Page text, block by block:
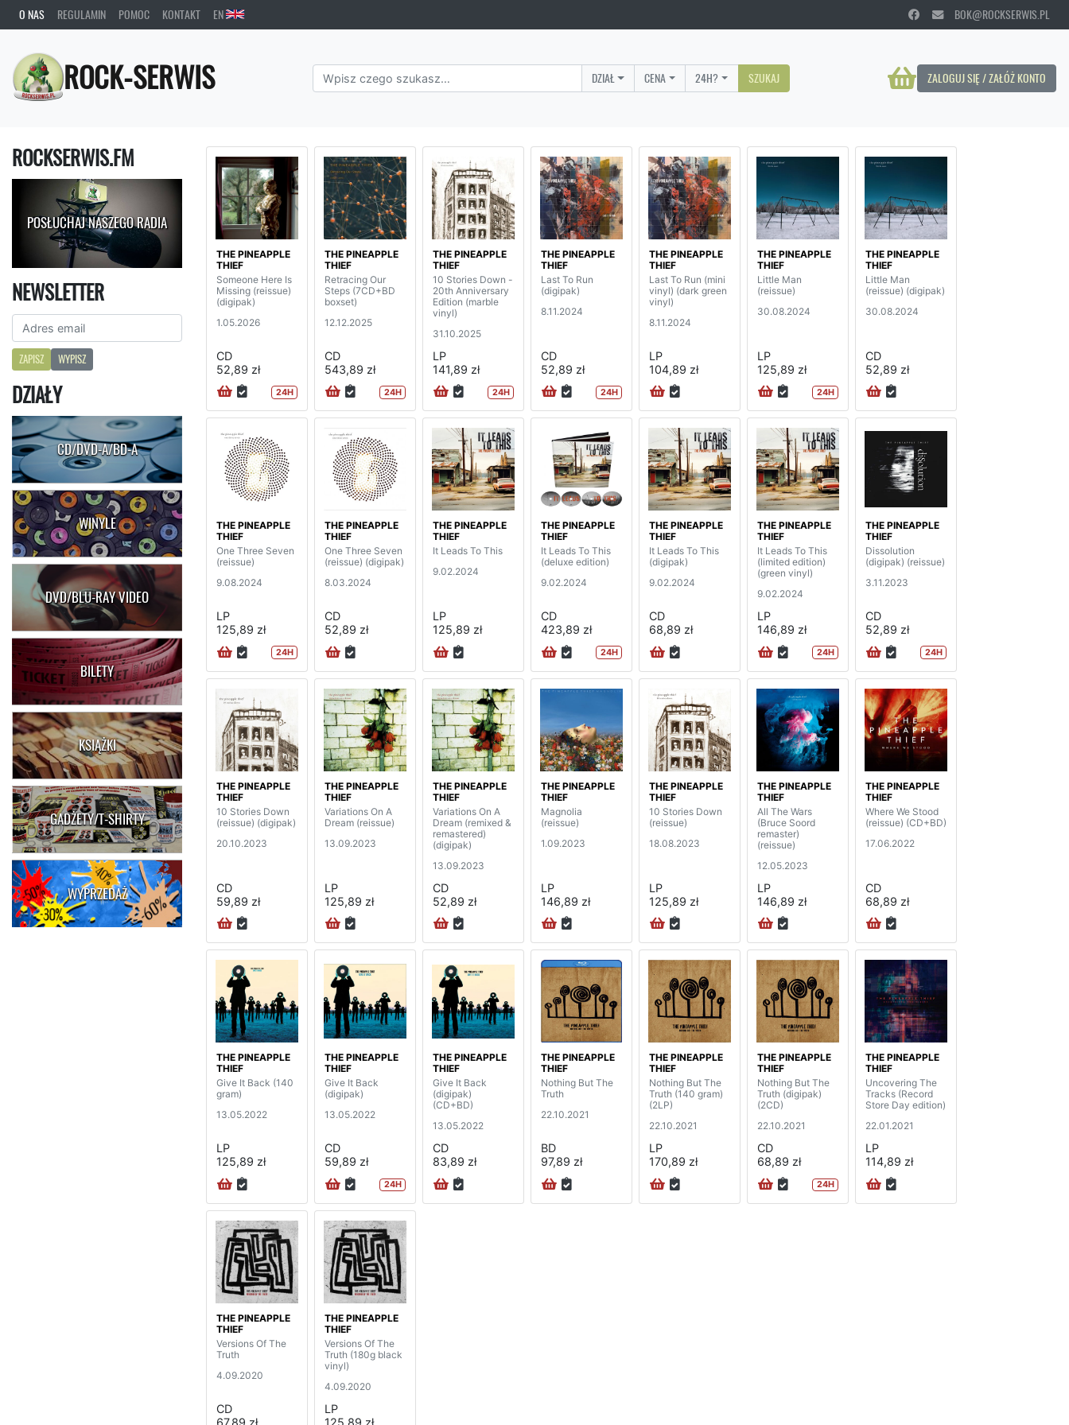
O NAS REGULAMIN POMOC KONTAKT EN BOK@ROCKSERWIS.PL
ROCK-SERWIS ZALOGUJ SIĘ / ZAŁÓŻ KONTO
DZIAŁ CENA 24H? SZUKAJ
ROCKSERWIS.FM
POSŁUCHAJ NASZEGO RADIA
NEWSLETTER
ZAPISZ WYPISZ
DZIAŁY
CD/DVD-A/BD-A
WINYLE
DVD/BLU-RAY VIDEO
BILETY
KSIĄŻKI
GADŻETY/T-SHIRTY
WYPRZEDAŻ
THE PINEAPPLE
THIEF
Someone Here Is
Missing (reissue)
(digipak)
1.05.2026
CD
52,89 zł
24H
THE PINEAPPLE
THIEF
Retracing Our
Steps (7CD+BD
boxset)
12.12.2025
CD
543,89 zł
24H
THE PINEAPPLE
THIEF
10 Stories Down -
20th Anniversary
Edition (marble
vinyl)
31.10.2025
LP
141,89 zł
24H
THE PINEAPPLE
THIEF
Last To Run
(digipak)
8.11.2024
CD
52,89 zł
24H
THE PINEAPPLE
THIEF
Last To Run (mini
vinyl) (dark green
vinyl)
8.11.2024
LP
104,89 zł
THE PINEAPPLE
THIEF
Little Man
(reissue)
30.08.2024
LP
125,89 zł
24H
THE PINEAPPLE
THIEF
Little Man
(reissue) (digipak)
30.08.2024
CD
52,89 zł
THE PINEAPPLE
THIEF
One Three Seven
(reissue)
9.08.2024
LP
125,89 zł
24H
THE PINEAPPLE
THIEF
One Three Seven
(reissue) (digipak)
8.03.2024
CD
52,89 zł
THE PINEAPPLE
THIEF
It Leads To This
9.02.2024
LP
125,89 zł
THE PINEAPPLE
THIEF
It Leads To This
(deluxe edition)
9.02.2024
CD
423,89 zł
24H
THE PINEAPPLE
THIEF
It Leads To This
(digipak)
9.02.2024
CD
68,89 zł
THE PINEAPPLE
THIEF
It Leads To This
(limited edition)
(green vinyl)
9.02.2024
LP
146,89 zł
24H
THE PINEAPPLE
THIEF
Dissolution
(digipak) (reissue)
3.11.2023
CD
52,89 zł
24H
THE PINEAPPLE
THIEF
10 Stories Down
(reissue) (digipak)
20.10.2023
CD
59,89 zł
THE PINEAPPLE
THIEF
Variations On A
Dream (reissue)
13.09.2023
LP
125,89 zł
THE PINEAPPLE
THIEF
Variations On A
Dream (remixed &
remastered)
(digipak)
13.09.2023
CD
52,89 zł
THE PINEAPPLE
THIEF
Magnolia
(reissue)
1.09.2023
LP
146,89 zł
THE PINEAPPLE
THIEF
10 Stories Down
(reissue)
18.08.2023
LP
125,89 zł
THE PINEAPPLE
THIEF
All The Wars
(Bruce Soord
remaster)
(reissue)
12.05.2023
LP
146,89 zł
THE PINEAPPLE
THIEF
Where We Stood
(reissue) (CD+BD)
17.06.2022
CD
68,89 zł
THE PINEAPPLE
THIEF
Give It Back (140
gram)
13.05.2022
LP
125,89 zł
THE PINEAPPLE
THIEF
Give It Back
(digipak)
13.05.2022
CD
59,89 zł
24H
THE PINEAPPLE
THIEF
Give It Back
(digipak)
(CD+BD)
13.05.2022
CD
83,89 zł
THE PINEAPPLE
THIEF
Nothing But The
Truth
22.10.2021
BD
97,89 zł
THE PINEAPPLE
THIEF
Nothing But The
Truth (140 gram)
(2LP)
22.10.2021
LP
170,89 zł
THE PINEAPPLE
THIEF
Nothing But The
Truth (digipak)
(2CD)
22.10.2021
CD
68,89 zł
24H
THE PINEAPPLE
THIEF
Uncovering The
Tracks (Record
Store Day edition)
22.01.2021
LP
114,89 zł
THE PINEAPPLE
THIEF
Versions Of The
Truth
4.09.2020
CD
67,89 zł
THE PINEAPPLE
THIEF
Versions Of The
Truth (180g black
vinyl)
4.09.2020
LP
125,89 zł